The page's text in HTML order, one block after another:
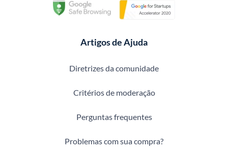
Artigos de Ajuda
Diretrizes da comunidade
Critérios de moderação
Perguntas frequentes
Problemas com sua compra?